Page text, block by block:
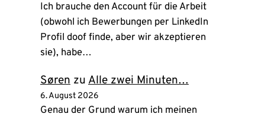
Ich brauche den Account für die Arbeit
(obwohl ich Bewerbungen per LinkedIn
Profil doof finde, aber wir akzeptieren
sie), habe…
Søren zu Alle zwei Minuten…
6. August 2026
Genau der Grund warum ich meinen